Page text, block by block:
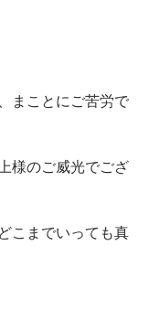
まことにご苦労で
様のご威光でござ
こまでいっても真